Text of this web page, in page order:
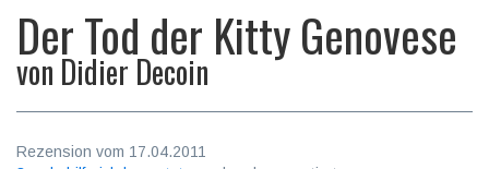
Der Tod der Kitty Genovese
von Didier Decoin
Rezension vom 17.04.2011